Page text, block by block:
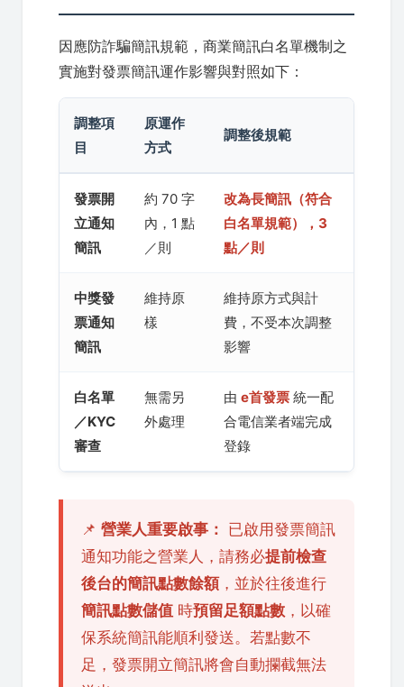
因應防詐騙簡訊規範，商業簡訊白名單機制之
實施對發票簡訊運作影響與對照如下：
調整項
目
原運作
方式
調整後規範
發票開
立通知
簡訊
約 70 字
內，1 點
／則
改為長簡訊（符合
白名單規範），3
點／則
中獎發
票通知
簡訊
維持原
樣
維持原方式與計
費，不受本次調整
影響
白名單
／KYC
審查
無需另
外處理
由 e首發票 統一配
合電信業者端完成
登錄
📌 營業人重要啟事： 已啟用發票簡訊
通知功能之營業人，請務必提前檢查
後台的簡訊點數餘額，並於往後進行
簡訊點數儲值 時預留足額點數 ，以確
保系統簡訊能順利發送。若點數不
足，發票開立簡訊將會自動攔截無法